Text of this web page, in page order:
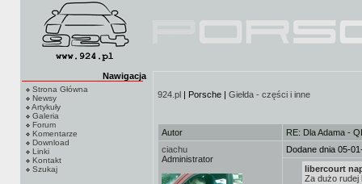
Nawigacja
Strona Główna
Newsy
Artykuły
Galeria
Forum
Komentarze
Download
Linki
Kontakt
Szukaj
924.pl | Porsche | Giełda - części i inne
Autor
RE: Dla Adama -
ciachu
Administrator
Dodane dnia 05-
libercourt
Za dużo rudej